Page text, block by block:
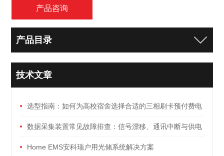
产品咨询
产品目录
技术文章
选型指南：如何为高校宿舍选择合适的三相刷卡预付费电
能表数据采集装置常见故障排查：信号漂移、通讯中断与供电
异常Home EMS安科瑞户用光储系统解决方案